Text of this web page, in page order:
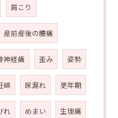
肩こり
産前産後の腰痛
神経痛 歪み 姿勢
婦 尿漏れ 更年期
れ めまい 生理痛